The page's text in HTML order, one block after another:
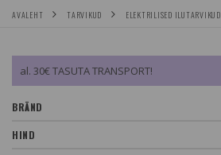
AVALEHT TARVIKUD ELEKTRILISED ILUTARVIKUD
al. 30€ TASUTA TRANSPORT!
BRÄND
HIND